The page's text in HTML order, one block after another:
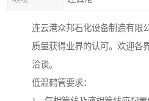
连云港众邦石化设备制造有限
质量获得业界的认可。欢迎各
洽谈。
低温鹤管要求：